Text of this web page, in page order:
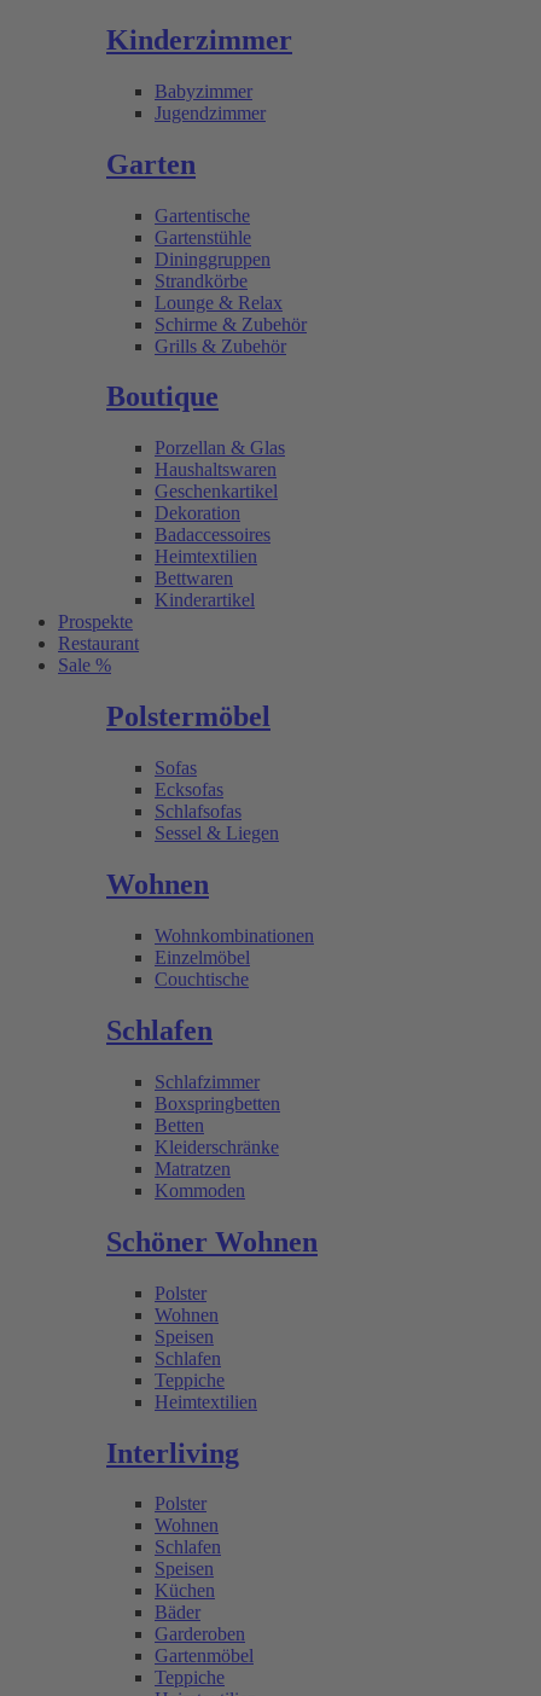
Kinderzimmer
Babyzimmer
Jugendzimmer
Garten
Gartentische
Gartenstühle
Dininggruppen
Strandkörbe
Lounge & Relax
Schirme & Zubehör
Grills & Zubehör
Boutique
Porzellan & Glas
Haushaltswaren
Geschenkartikel
Dekoration
Badaccessoires
Heimtextilien
Bettwaren
Kinderartikel
Prospekte
Restaurant
Sale %
Polstermöbel
Sofas
Ecksofas
Schlafsofas
Sessel & Liegen
Wohnen
Wohnkombinationen
Einzelmöbel
Couchtische
Schlafen
Schlafzimmer
Boxspringbetten
Betten
Kleiderschränke
Matratzen
Kommoden
Schöner Wohnen
Polster
Wohnen
Speisen
Schlafen
Teppiche
Heimtextilien
Interliving
Polster
Wohnen
Schlafen
Speisen
Küchen
Bäder
Garderoben
Gartenmöbel
Teppiche